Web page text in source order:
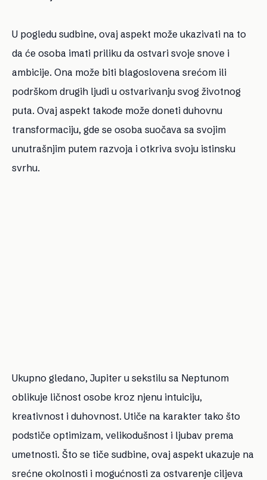
U pogledu sudbine, ovaj aspekt može ukazivati na to
da će osoba imati priliku da ostvari svoje snove i
ambicije. Ona može biti blagoslovena srećom ili
podrškom drugih ljudi u ostvarivanju svog životnog
puta. Ovaj aspekt takođe može doneti duhovnu
transformaciju, gde se osoba suočava sa svojim
unutrašnjim putem razvoja i otkriva svoju istinsku
svrhu.
Ukupno gledano, Jupiter u sekstilu sa Neptunom
oblikuje ličnost osobe kroz njenu intuiciju,
kreativnost i duhovnost. Utiče na karakter tako što
podstiče optimizam, velikodušnost i ljubav prema
umetnosti. Što se tiče sudbine, ovaj aspekt ukazuje na
srećne okolnosti i mogućnosti za ostvarenje ciljeva